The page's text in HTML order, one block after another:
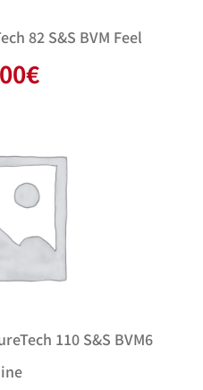
82 S&S BVM Feel
€
110 S&S BVM6